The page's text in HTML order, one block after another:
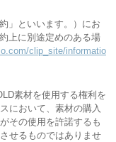
」といいます。）にお
上に別途定めのある場
clip_site/informatio
素材を使用する権利を
において、素材の購入
その使用を許諾するも
せるものではありませ